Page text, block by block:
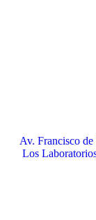
Av. Francisco
Los